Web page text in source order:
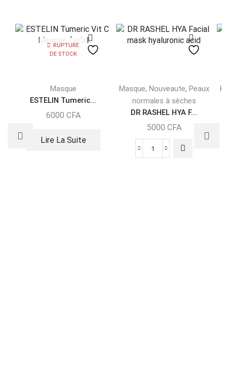
RUPTURE
DE STOCK
Masque
ESTELIN Tumeric...
6000 CFA
Lire La Suite
Masque, Nouveaute, Peaux
normales à sèches
DR RASHEL HYA F...
5000 CFA